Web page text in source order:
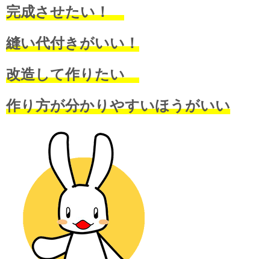
完成させたい！
縫い代付きがいい！
改造して作りたい
作り方が分かりやすいほうがいい